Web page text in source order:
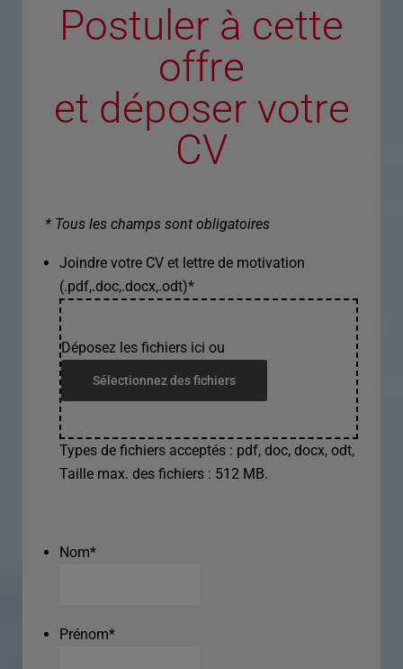
Postuler à cette
offre
et déposer votre
CV
* Tous les champs sont obligatoires
Joindre votre CV et lettre de motivation
(.pdf,.doc,.docx,.odt)*
Déposez les fichiers ici ou
Sélectionnez des fichiers
Types de fichiers acceptés : pdf, doc, docx, odt,
Taille max. des fichiers : 512 MB.
Nom*
Prénom*